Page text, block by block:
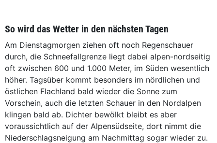
So wird das Wetter in den nächsten Tagen
Am Dienstagmorgen ziehen oft noch Regenschauer
durch, die Schneefallgrenze liegt dabei alpen-nordseitig
oft zwischen 600 und 1.000 Meter, im Süden wesentlich
höher. Tagsüber kommt besonders im nördlichen und
östlichen Flachland bald wieder die Sonne zum
Vorschein, auch die letzten Schauer in den Nordalpen
klingen bald ab. Dichter bewölkt bleibt es aber
voraussichtlich auf der Alpensüdseite, dort nimmt die
Niederschlagsneigung am Nachmittag sogar wieder zu.